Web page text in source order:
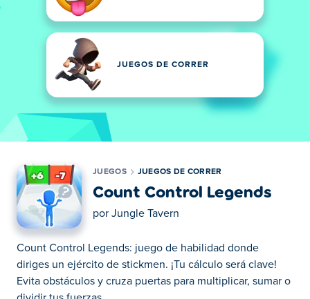
JUEGOS DE CORRER
JUEGOS JUEGOS DE CORRER
Count Control Legends
por Jungle Tavern
Count Control Legends: juego de habilidad donde
diriges un ejército de stickmen. ¡Tu cálculo será clave!
Evita obstáculos y cruza puertas para multiplicar, sumar o